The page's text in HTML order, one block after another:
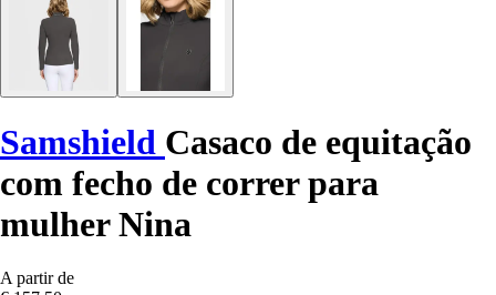
Samshield Casaco de equitação
com fecho de correr para
mulher Nina
A partir de